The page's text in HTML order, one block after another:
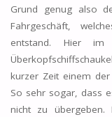
Grund genug also
Fahrgeschäft,
entstand. Hier
kurzer Zeit einem
So sehr sogar, dass
nicht zu